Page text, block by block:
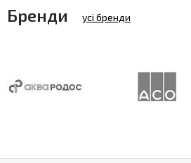
Бренди усі бренди